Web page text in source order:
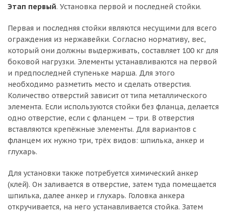
Этап первый. Установка первой и последней стойки.
Первая и последняя стойки являются несущими для всего
ограждения из нержавейки. Согласно нормативу, вес,
который они должны выдерживать, составляет 100 кг для
боковой нагрузки. Элементы устанавливаются на первой
и предпоследней ступеньке марша. Для этого
необходимо разметить место и сделать отверстия.
Количество отверстий зависит от типа металлического
элемента. Если используются стойки без фланца, делается
одно отверстие, если с фланцем — три. В отверстия
вставляются крепёжные элементы. Для вариантов с
фланцем их нужно три, трёх видов: шпилька, анкер и
глухарь.
Для установки также потребуется химический анкер
(клей). Он заливается в отверстие, затем туда помещается
шпилька, далее анкер и глухарь. Головка анкера
откручивается, на него устанавливается стойка. Затем